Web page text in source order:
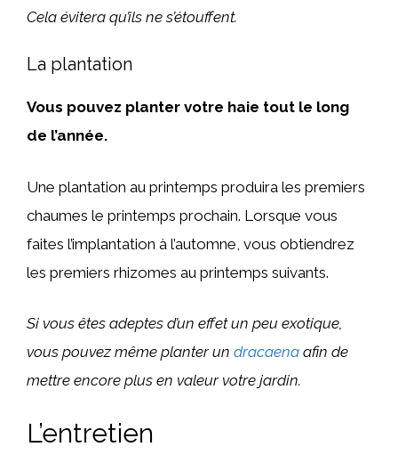
Cela évitera qu’ils ne s’étouffent.
La plantation
Vous pouvez planter votre haie tout le long
de l’année.
Une plantation au printemps produira les premiers
chaumes le printemps prochain. Lorsque vous
faites l’implantation à l’automne, vous obtiendrez
les premiers rhizomes au printemps suivants.
Si vous êtes adeptes d’un effet un peu exotique,
vous pouvez même planter un dracaena afin de
mettre encore plus en valeur votre jardin.
L’entretien